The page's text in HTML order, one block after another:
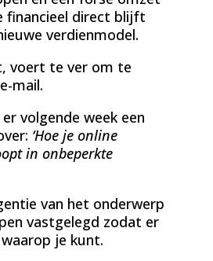
financieel direct blijft
verdienmodel.
voert te ver om te
mail.
volgende week een
‘Hoe je online
in onbeperkte
van het onderwerp
vastgelegd zodat er
je kunt.